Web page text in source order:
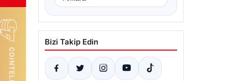
Bizi Takip Edin